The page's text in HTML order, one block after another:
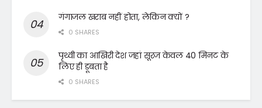
गंगाजल खराब नहीं होता, लेकिन क्यों ?
0 SHARES
पृथ्वी का आखिरी देश जहां सूरज केवल 40 मिनट के
लिए ही डूबता है
0 SHARES